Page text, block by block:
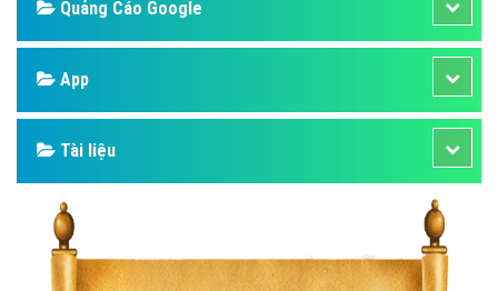
Quảng Cáo Google
App
Tài liệu